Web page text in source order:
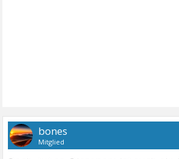
bones
Mitglied